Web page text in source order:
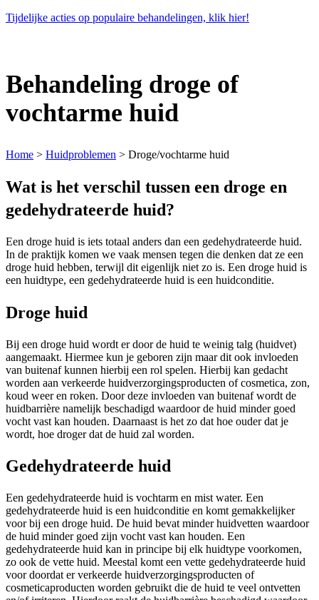
Tijdelijke acties op populaire behandelingen, klik hier!
Behandeling droge of
vochtarme huid
Home > Huidproblemen > Droge/vochtarme huid
Wat is het verschil tussen een droge en
gedehydrateerde huid?
Een droge huid is iets totaal anders dan een gedehydrateerde huid.
In de praktijk komen we vaak mensen tegen die denken dat ze een
droge huid hebben, terwijl dit eigenlijk niet zo is. Een droge huid is
een huidtype, een gedehydrateerde huid is een huidconditie.
Droge huid
Bij een droge huid wordt er door de huid te weinig talg (huidvet)
aangemaakt. Hiermee kun je geboren zijn maar dit ook invloeden
van buitenaf kunnen hierbij een rol spelen. Hierbij kan gedacht
worden aan verkeerde huidverzorgingsproducten of cosmetica, zon,
koud weer en roken. Door deze invloeden van buitenaf wordt de
huidbarrière namelijk beschadigd waardoor de huid minder goed
vocht vast kan houden. Daarnaast is het zo dat hoe ouder dat je
wordt, hoe droger dat de huid zal worden.
Gedehydrateerde huid
Een gedehydrateerde huid is vochtarm en mist water. Een
gedehydrateerde huid is een huidconditie en komt gemakkelijker
voor bij een droge huid. De huid bevat minder huidvetten waardoor
de huid minder goed zijn vocht vast kan houden. Een
gedehydrateerde huid kan in principe bij elk huidtype voorkomen,
zo ook de vette huid. Meestal komt een vette gedehydrateerde huid
voor doordat er verkeerde huidverzorgingsproducten of
cosmeticaproducten worden gebruikt die de huid te veel ontvetten